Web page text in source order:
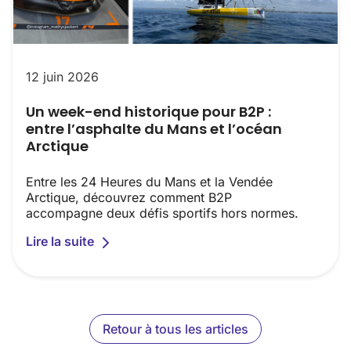
12 juin 2026
Un week-end historique pour B2P :
entre l’asphalte du Mans et l’océan
Arctique
Entre les 24 Heures du Mans et la Vendée
Arctique, découvrez comment B2P
accompagne deux défis sportifs hors normes.
Lire la suite
Retour à tous les articles